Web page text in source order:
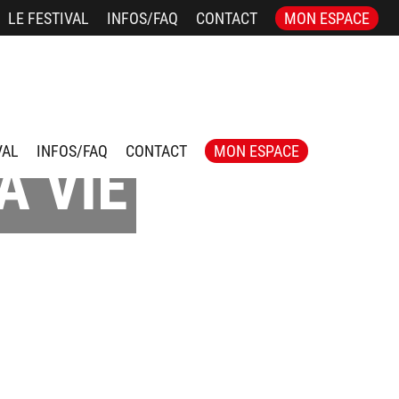
LE FESTIVAL INFOS/FAQ CONTACT MON ESPACE
INFOS/FAQ CONTACT MON ESPACE
VIE